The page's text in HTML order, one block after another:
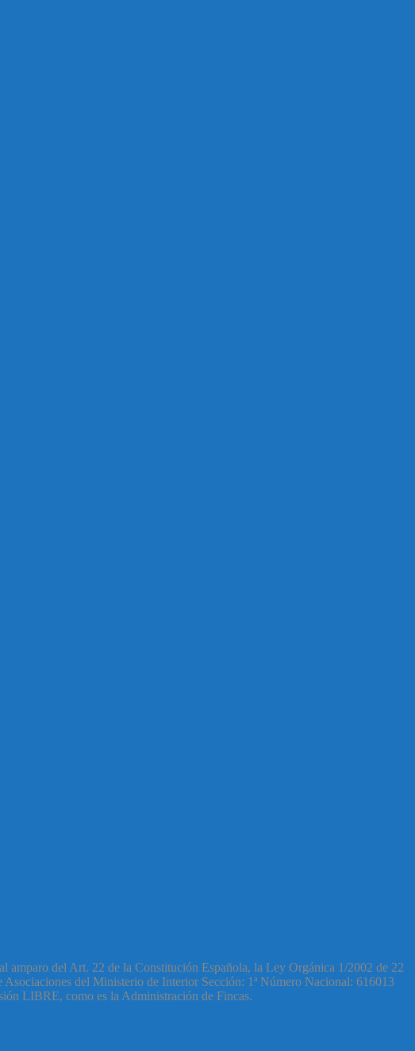
amparo del Art. 22 de la Constitución Española, la Ley Orgánica 1/2002 de 22
del Ministerio de Interior Sección: 1ª Número Nacional: 616013
LIBRE, como es la Administración de Fincas.